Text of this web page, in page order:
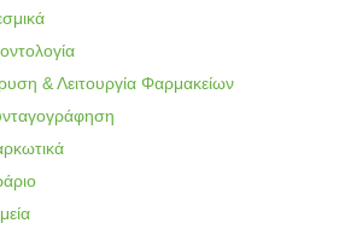
& Λειτουργία Φαρμακείων